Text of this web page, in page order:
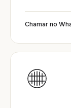
Chamar no